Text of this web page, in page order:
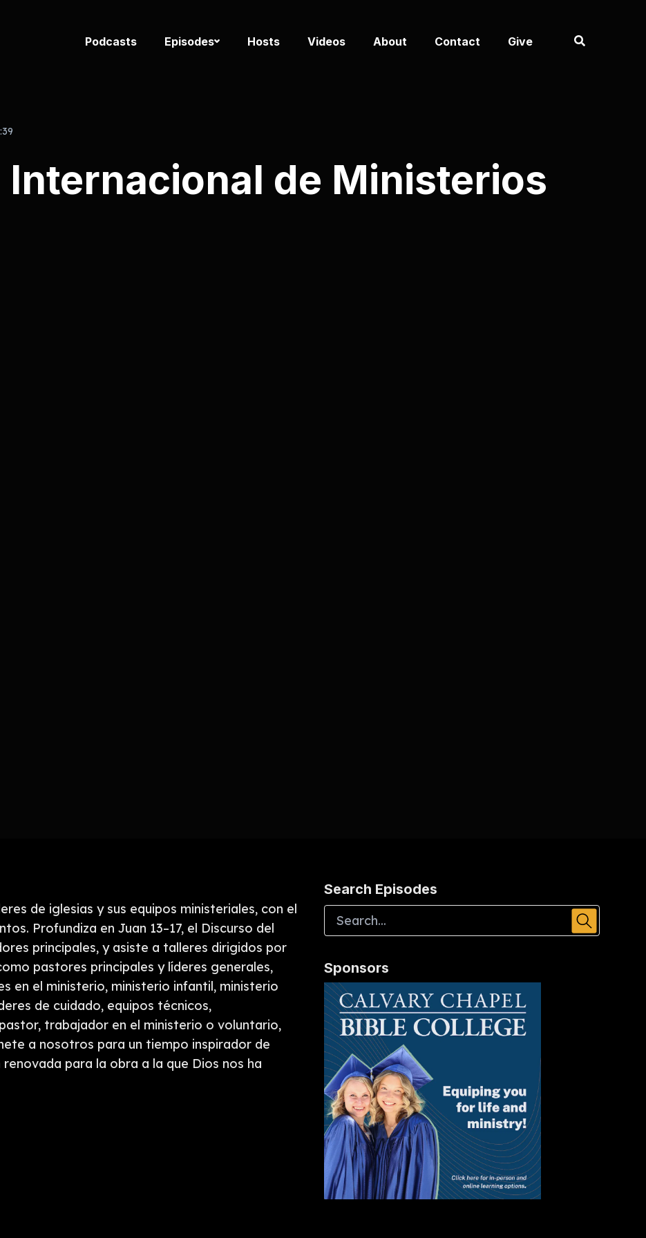
Podcasts Episodes Hosts Videos About Contact Give
de Ministerios
de iglesias y sus equipos ministeriales, con el
Profundiza en Juan 13–17, el Discurso del
principales, y asiste a talleres dirigidos por
pastores principales y líderes generales,
en el ministerio, ministerio infantil, ministerio
de cuidado, equipos técnicos,
trabajador en el ministerio o voluntario,
a nosotros para un tiempo inspirador de
para la obra a la que Dios nos ha
Search Episodes
Sponsors